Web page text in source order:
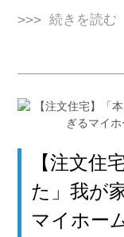
>>> 続きを読む
【注文住
た」我が
マイホー